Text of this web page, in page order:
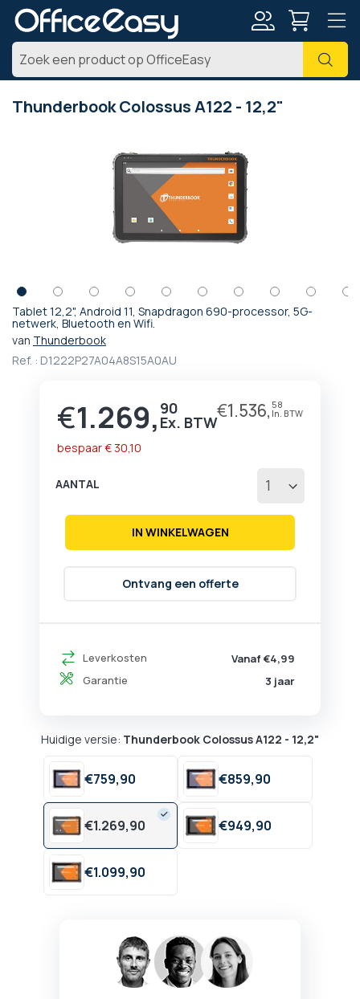
Zoek
Thunderbook Colossus A122 - 12,2"
Tablet 12,2", Android 11, Snapdragon 690-processor, 5G-
netwerk, Bluetooth en Wifi.
van Thunderbook
Ref. : D1222P27A04A8S15A0AU
Prijs
€1.269, 90 €1.536, 58
bespaar€ 30,10
Leverkosten
Vanaf €4,99
Garantie
3 jaar
AANTAL
IN WINKELWAGEN
Ontvang een offerte
Huidige versie: Thunderbook Colossus A122 - 12,2"
€759,90 €859,90
€1.269,90 €949,90
€1.099,90
Ga
naar
begin
afbeeldingen-